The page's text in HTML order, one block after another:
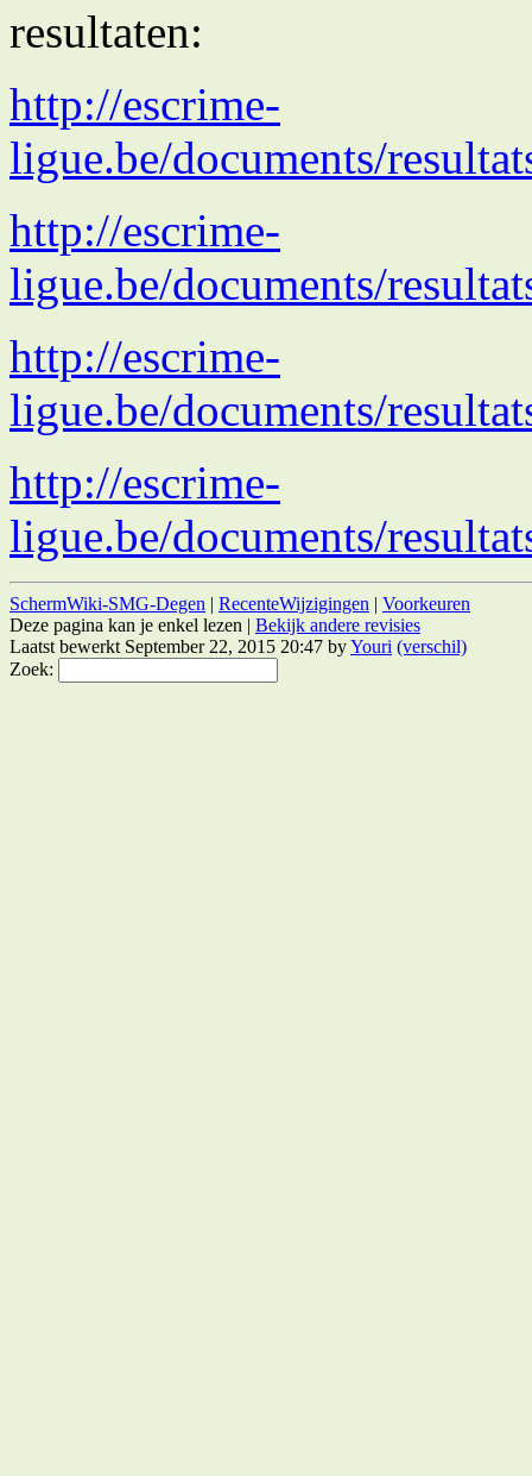
resultaten:
http://escrime-
ligue.be/documents/
http://escrime-
ligue.be/documents/
http://escrime-
ligue.be/documents/
http://escrime-
ligue.be/documents/
SchermWiki-SMG-Degen | RecenteWijzigingen | Voorkeuren
Deze pagina kan je enkel lezen | Bekijk andere revisies
Laatst bewerkt September 22, 2015 20:47 byYouri (verschil)
Zoek: